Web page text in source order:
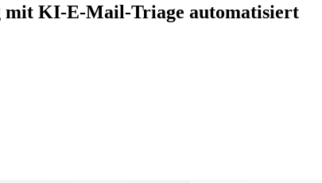
mit KI-E-Mail-Triage automatisiert